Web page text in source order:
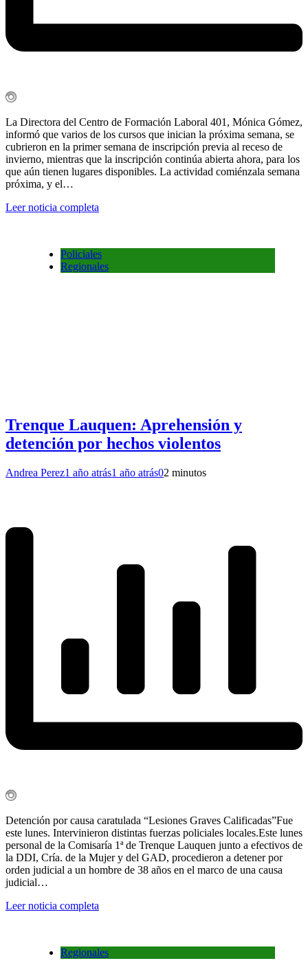
La Directora del Centro de Formación Laboral 401, Mónica Gómez,
informó que varios de los cursos que inician la próxima semana, se
cubrieron en la primer semana de inscripción previa al receso de
invierno, mientras que la inscripción continúa abierta ahora, para los
que aún tienen lugares disponibles. La actividad comiénzala semana
próxima, y el…
Leer noticia completa
Policiales
Regionales
Trenque Lauquen: Aprehensión y
detención por hechos violentos
Andrea Perez1 año atrás1 año atrás02 minutos
Detención por causa caratulada “Lesiones Graves Calificadas”Fue
este lunes. Intervinieron distintas fuerzas policiales locales.Este lunes
personal de la Comisaría 1ª de Trenque Lauquen junto a efectivos de
la DDI, Cría. de la Mujer y del GAD, procedieron a detener por
orden judicial a un hombre de 38 años en el marco de una causa
judicial…
Leer noticia completa
Regionales